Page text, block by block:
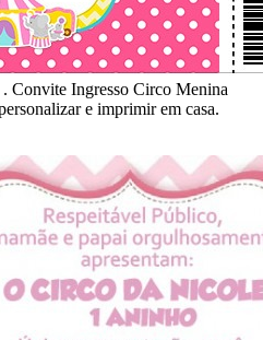
Convite Ingresso Circo Menina
e imprimir em casa.